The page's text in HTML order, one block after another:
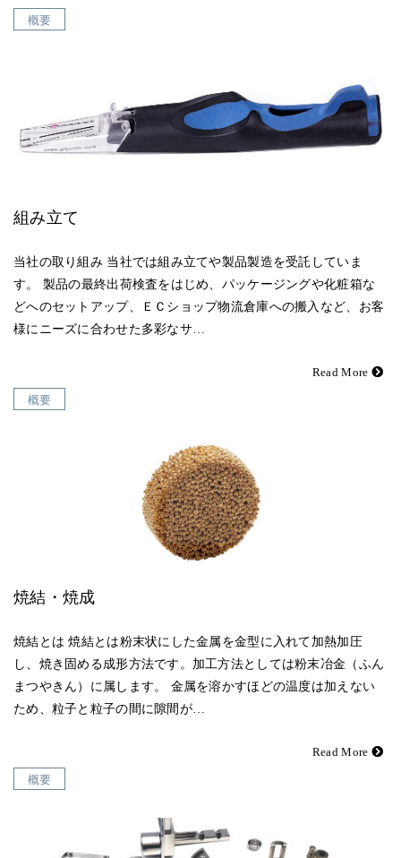
概要
組み立て
当社の取り組み 当社では組み立てや製品製造を受託していま
す。 製品の最終出荷検査をはじめ、パッケージングや化粧箱な
どへのセットアップ、ＥＣショップ物流倉庫への搬入など、お客
様にニーズに合わせた多彩なサ…
Read More
概要
焼結・焼成
焼結とは 焼結とは粉末状にした金属を金型に入れて加熱加圧
し、焼き固める成形方法です。加工方法としては粉末冶金（ふん
まつやきん）に属します。 金属を溶かすほどの温度は加えない
ため、粒子と粒子の間に隙間が…
Read More
概要